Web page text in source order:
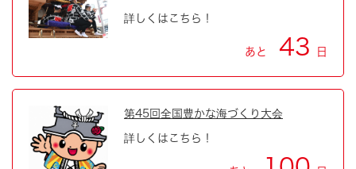
詳しくはこちら！
あと 43 日
第45回全国豊かな海づくり大会
詳しくはこちら！